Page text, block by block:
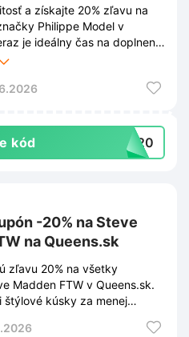
a získajte 20% zľavu na
Philippe Model v
je ideálny čas na doplnenie
o štýlové kúsky s výraznou
kód PE20
-20% na Steve
na Queens.sk
zľavu 20% na všetky
Madden FTW v Queens.sk.
štýlové kúsky za menej